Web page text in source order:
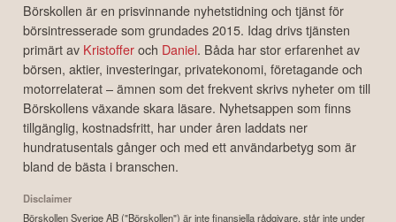
Börskollen är en prisvinnande nyhetstidning och tjänst för
börsintresserade som grundades 2015. Idag drivs tjänsten
primärt av Kristofferoch Daniel. Båda har stor erfarenhet av
börsen, aktier, investeringar, privatekonomi, företagande och
motorrelaterat – ämnen som det frekvent skrivs nyheter om till
Börskollens växande skara läsare. Nyhetsappen som finns
tillgänglig, kostnadsfritt, har under åren laddats ner
hundratusentals gånger och med ett användarbetyg som är
bland de bästa i branschen.
Disclaimer
Börskollen Sverige AB ("Börskollen") är inte finansiella rådgivare, står inte under